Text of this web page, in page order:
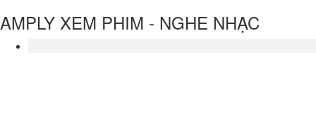
AMPLY XEM PHIM - NGHE NHẠC